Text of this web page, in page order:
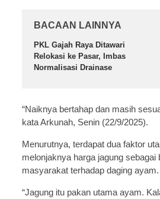
BACAAN LAINNYA
PKL Gajah Raya Ditawari
Relokasi ke Pasar, Imbas
Normalisasi Drainase
“Naiknya bertahap dan masih
kata Arkunah, Senin (22/9/2025).
Menurutnya, terdapat dua faktor
melonjaknya harga jagung
masyarakat terhadap daging ayam.
“Jagung itu pakan utama ayam.